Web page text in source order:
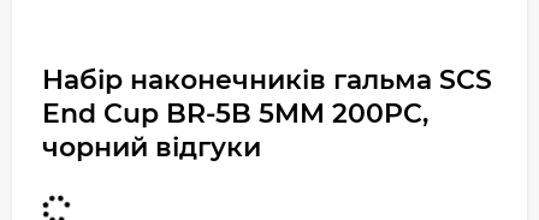
Набір наконечників гальма SCS
End Cup BR-5B 5MM 200PC,
чорний відгуки